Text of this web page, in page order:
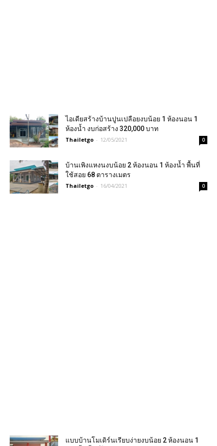
ไอเดียสร้างบ้านปูนเปลือยงบน้อย 1 ห้องนอน 1
ห้องน้ำ งบก่อสร้าง 320,000 บาท
Thailetgo - 12/05/2021 0
บ้านเพิงแหงนงบน้อย 2 ห้องนอน 1 ห้องน้ำ พื้นที่
ใช้สอย 68 ตารางเมตร
Thailetgo - 16/04/2021 0
แบบบ้านโมเดิร์นเรียบง่ายงบน้อย 2 ห้องนอน 1